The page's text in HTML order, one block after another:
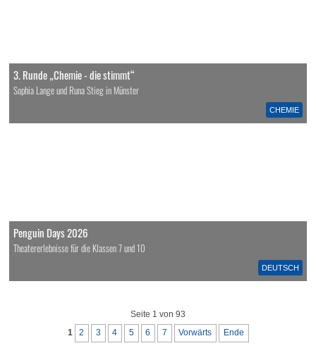
CHEMIE
3. Runde „Chemie - die stimmt“
Sophia Lange und Runa Stieg in Münster
DEUTSCH
Penguin Days 2026
Theatererlebnisse für die Klassen 7 und 10
Seite 1 von 93
1 2 3 4 5 6 7 Vorwärts Ende